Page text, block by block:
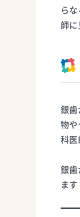
ら
師に
銀歯
物や
科医
銀歯
ま